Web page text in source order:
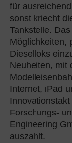
für
sonst kriecht
Tankstelle.
Möglichkeiten,
Dieselloks
Neuheiten, mit
Internet, iPad
Forschungs-
Engineering
auszahlt.